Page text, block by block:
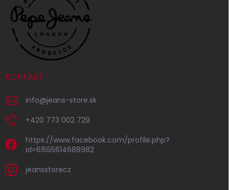
KONTAKT
info@jeans-store.sk
+420 773 002 729
https://www.facebook.com/profile.php?
id=61555614688982
jeansstorecz